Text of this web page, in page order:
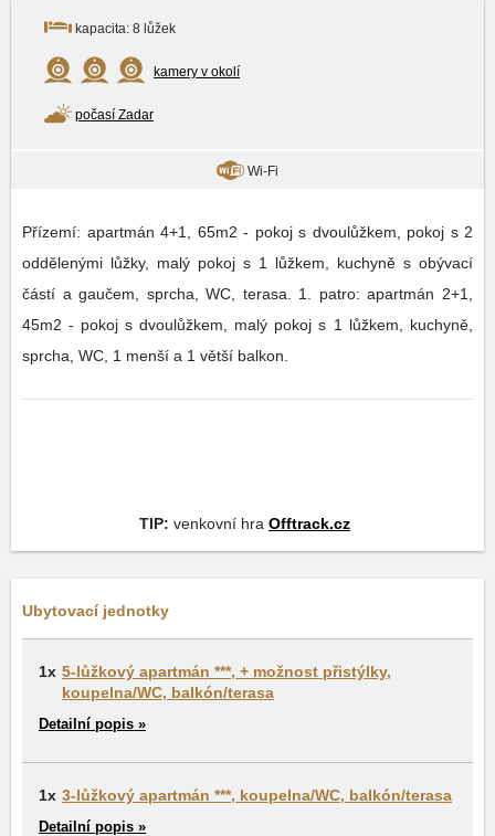
kapacita: 8 lůžek
kamery v okolí
počasí Zadar
Wi-Fi
Přízemí: apartmán 4+1, 65m2 - pokoj s dvoulůžkem, pokoj s 2
oddělenými lůžky, malý pokoj s 1 lůžkem, kuchyně s obývací
částí a gaučem, sprcha, WC, terasa. 1. patro: apartmán 2+1,
45m2 - pokoj s dvoulůžkem, malý pokoj s 1 lůžkem, kuchyně,
sprcha, WC, 1 menší a 1 větší balkon.
TIP: venkovní hra Offtrack.cz
Ubytovací jednotky
1x 5-lůžkový apartmán ***, + možnost přistýlky,
koupelna/WC, balkón/terasa
Detailní popis »
1x 3-lůžkový apartmán ***, koupelna/WC, balkón/terasa
Detailní popis »